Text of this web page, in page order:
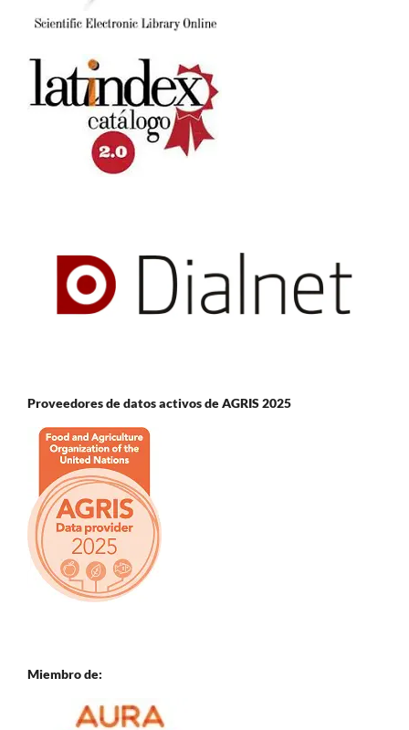
Proveedores de datos activos de AGRIS 2025
Miembro de: